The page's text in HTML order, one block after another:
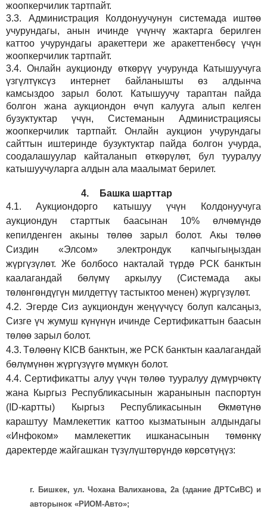
жоопкерчилик тартпайт.
3.3. Администрация Колдонуучунун системада иштөө
учурундагы, анын ичинде үчүнчү жактарга берилген
каттоо учурундагы аракеттери же аракеттенбөсү үчүн
жоопкерчилик тартпайт.
3.4.Онлайн аукционду өткөрүү учурунда Катышуучуга
үзгүлтүксүз интернет байланышты өз алдынча
камсыздоозарыл болот.
Катышуучу тараптан пайда
болгон жана аукциондон өчүп калууга алып келген
бузуктуктар үчүн, Системанын Администрациясы
жоопкерчилик тартпайт. Онлайн аукцион учурундагы
сайттын иштеринде бузуктуктар пайда болгон учурда,
соодалашуулар кайталанып өткөрүлөт, бул тууралуу
катышуучуларга алдын ала маалымат берилет.
4.
Башка шарттар
4.1.
Аукциондорго катышуу үчүн Колдонуучуга
аукциондун старттык баасынан 10% өлчөмүндө
кепилденген акыны төлөө зарыл болот. Акы төлөө
Сиздин «Элсом»электрондук капчыгыңыздан
жүргүзүлөт. Же болбосо накталай түрдө РСК банктын
каалагандай бөлүмү аркылуу (Системада акы
төлөнгөндүгүн милдеттүү тастыктоо менен) жүргүзүлөт.
4.2. Эгерде Сиз аукциондун жеңүүчүсү болуп калсаңыз,
Сизге үч жумуш күнүнүн ичинде Сертификаттын баасын
төлөө зарыл болот.
4.3. Төлөөнү KICB банктын, же РСК банктын каалагандай
бөлүмүнөн жүргүзүүгө мүмкүн болот.
4.4.Сертификатты алуу үчүн төлөө тууралуу дүмүрчөктү
жана Кыргыз Республикасынын жаранынын паспортун
(ID-картты) Кыргыз Республикасынын Өкмөтүнө
караштуу Мамлекеттик каттоо кызматынын алдындагы
«Инфоком» мамлекеттик ишканасынын төмөнкү
даректерде жайгашкан түзүлүштөрүндө көрсөтүңүз:
г. Бишкек, ул. Чохана Валиханова, 2а (здание ДРТСиВС) и
авторынок «РИОМ-Авто»;